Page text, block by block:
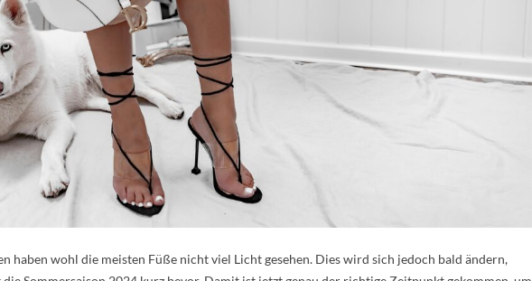
haben wohl die meisten Füße nicht viel Licht gesehen. Dies wird sich jedoch bald ändern,